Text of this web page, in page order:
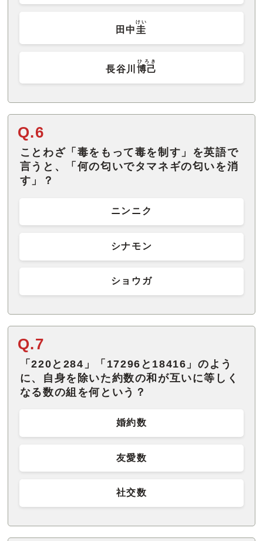
田中圭
けい
長谷川 博己
ひろき
Q.6
ことわざ「毒をもって毒を制す」を英語で
言うと、「何の匂いでタマネギの匂いを消
す」？
ニンニク
シナモン
ショウガ
Q.7
「220と284」「17296と18416」のよう
に、自身を除いた約数の和が互いに等しく
なる数の組を何という？
婚約数
友愛数
社交数